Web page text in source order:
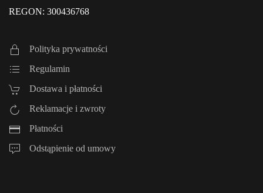
REGON: 300436768
Polityka prywatności
Regulamin
Dostawa i płatności
Reklamacje i zwroty
Płatności
Odstąpienie od umowy